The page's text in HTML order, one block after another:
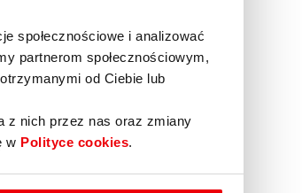
społecznościowe i analizować
partnerom społecznościowym,
od Ciebie lub
z nich przez nas oraz zmiany
w Polityce cookies.